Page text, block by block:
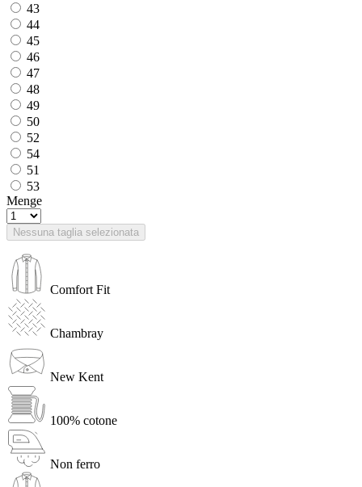
43
44
45
46
47
48
49
50
52
54
51
53
Menge
Nessuna taglia selezionata
Comfort Fit
Chambray
New Kent
100% cotone
Non ferro